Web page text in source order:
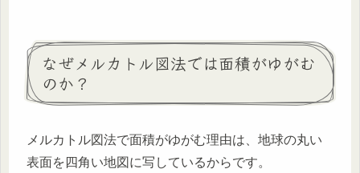
なぜメルカトル図法では面積がゆがむ
のか？
メルカトル図法で面積がゆがむ理由は、地球の丸い
表面を四角い地図に写しているからです。